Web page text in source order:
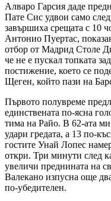
Алваро Гарсия даде
Пате Сис удвои само
завършиха срещата с 10
Антонио Пуертас,
отбор от Мадрид Столе
че не е пускал топката
постижение, което се
Щеген, който пази на
Първото полувреме
единствената по-ясна
тима на Райо. В 62-ата
удари гредата, а 13 по-
гостите Унай Лопес
откри. Три минути след
увеличи преднината на
Валекано изпусна още
по-убедителен.